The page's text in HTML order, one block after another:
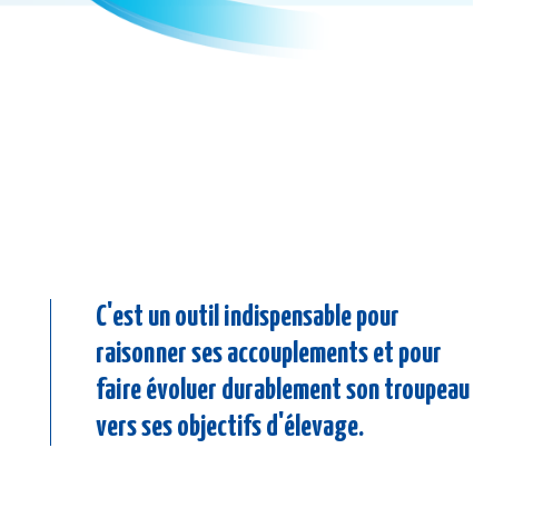
C'est un outil indispensable pour
raisonner ses accouplements et pour
faire évoluer durablement son troupeau
vers ses objectifs d'élevage.